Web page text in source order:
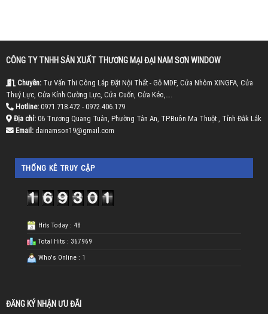
CÔNG TY TNHH SẢN XUẤT THƯƠNG MẠI ĐẠI NAM SƠN WINDOW
Chuyên:Tư Vấn Thi Công Lắp Đặt Nội Thất - Gỗ MDF, Cửa Nhôm XINGFA, Cửa
Thuỷ Lực, Cửa Kính Cường Lực, Cửa Cuốn, Cửa Kéo,….
Hotline:0971.718.472 - 0972.406.179
Địa chỉ:06 Trương Quang Tuân, Phường Tân An, TP.Buôn Ma Thuột , Tỉnh Đắk Lắk
Email:dainamson19@gmail.com
THỐNG KÊ TRUY CẬP
Hits Today : 48
Total Hits : 367969
Who's Online : 1
ĐĂNG KÝ NHẬN ƯU ĐÃI